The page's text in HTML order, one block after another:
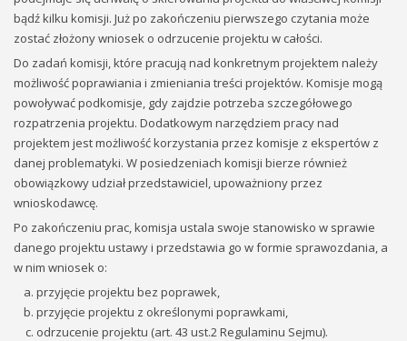
bądź kilku komisji. Już po zakończeniu pierwszego czytania może
zostać złożony wniosek o odrzucenie projektu w całości.
Do zadań komisji, które pracują nad konkretnym projektem należy
możliwość poprawiania i zmieniania treści projektów. Komisje mogą
powoływać podkomisje, gdy zajdzie potrzeba szczegółowego
rozpatrzenia projektu. Dodatkowym narzędziem pracy nad
projektem jest możliwość korzystania przez komisje z ekspertów z
danej problematyki. W posiedzeniach komisji bierze również
obowiązkowy udział przedstawiciel, upoważniony przez
wnioskodawcę.
Po zakończeniu prac, komisja ustala swoje stanowisko w sprawie
danego projektu ustawy i przedstawia go w formie sprawozdania, a
w nim wniosek o:
przyjęcie projektu bez poprawek,
przyjęcie projektu z określonymi poprawkami,
odrzucenie projektu (art. 43 ust.2 Regulaminu Sejmu).